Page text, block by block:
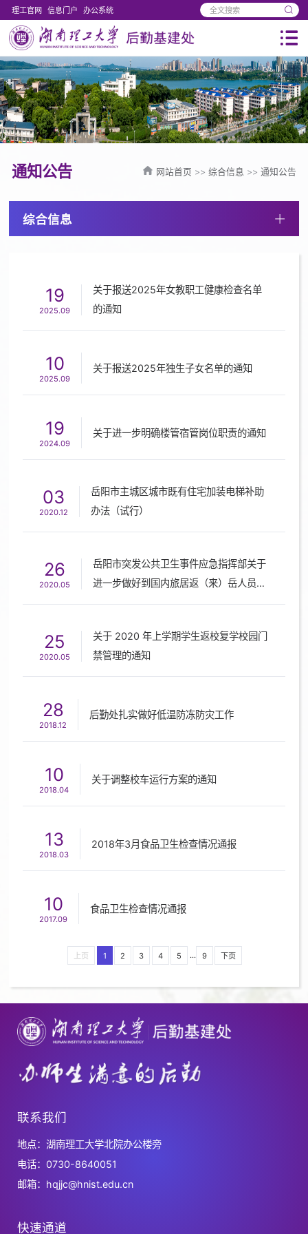
理工官网 信息门户 办公系统
综合信息
通知公告 网站首页 >> 综合信息 >> 通知公告
19
2025.09
关于报送2025年女教职工健康检查名单
的通知
10
2025.09
关于报送2025年独生子女名单的通知
19
2024.09
关于进一步明确楼管宿管岗位职责的通知
03
2020.12
岳阳市主城区城市既有住宅加装电梯补助
办法（试行）
26
2020.05
岳阳市突发公共卫生事件应急指挥部关于
进一步做好到国内旅居返（来）岳人员健
康监测管理的通知
25
2020.05
关于 2020 年上学期​学生返校复学校园门
禁管理的通知
28
2018.12
后勤处扎实做好低温防冻防灾工作
10
2018.04
关于调整校车运行方案的通知
13
2018.03
2018年3月食品卫生检查情况通报
10
2017.09
食品卫生检查情况通报
上页 1 2 3 4 5 ... 9 下页
联系我们
地点：湖南理工大学北院办公楼旁
电话：0730-8640051
邮箱：hqjjc@hnist.edu.cn
快速通道